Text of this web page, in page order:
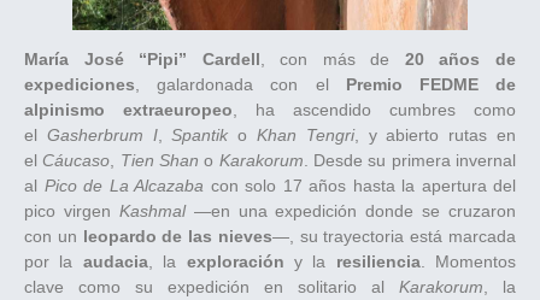
María José “Pipi” Cardell , con más de 20 años de
expediciones , galardonada con el Premio FEDME de
alpinismo extraeuropeo , ha ascendido cumbres como
el Gasherbrum I,Spantik oKhan Tengri, y abierto rutas en
el Cáucaso Tien Shan o Karakorum . Desde su primera invernal
al Pico de La Alcazaba con solo 17 años hasta la apertura del
pico virgen Kashmal—en una expedición donde se cruzaron
con un leopardo de las nieves—, su trayectoria está marcada
por la audacia, la exploración y la resiliencia. Momentos
clave como su expedición en solitario al Karakorum , la